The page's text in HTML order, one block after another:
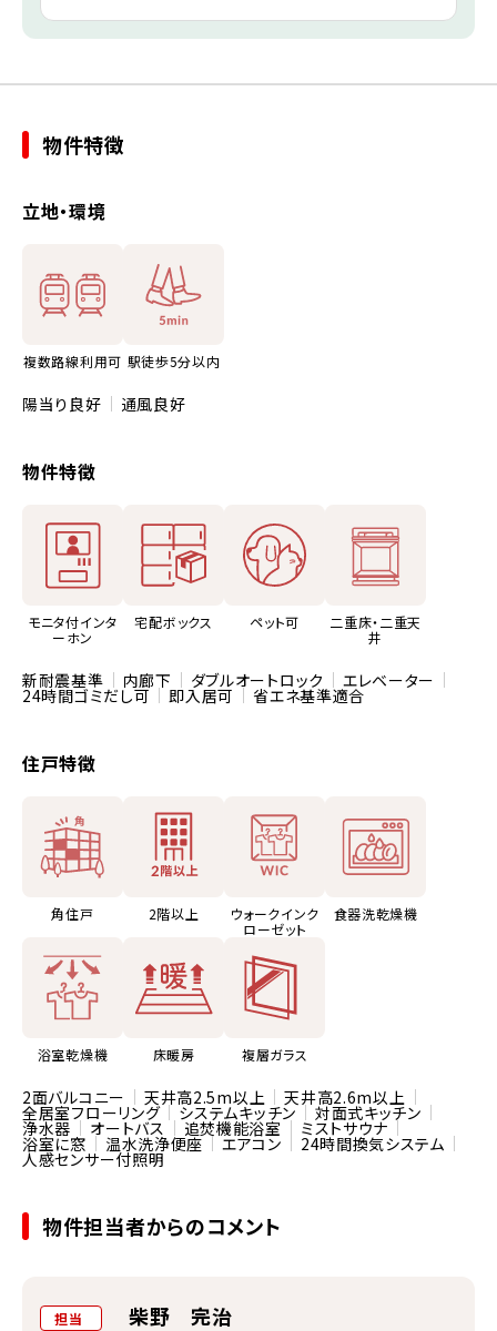
物件特徴
立地・環境
複数路線利用可 駅徒歩5分以内
陽当り良好 通風良好
物件特徴
モニタ付インタ
ーホン
宅配ボックス ペット可
二重床・二重天
井
新耐震基準 内廊下 ダブルオートロック エレベーター
24時間ゴミだし可 即入居可 省エネ基準適合
住戸特徴
角住戸 2階以上
ウォークインク
ローゼット
食器洗乾燥機
浴室乾燥機 床暖房 複層ガラス
2面バルコニー 天井高2.5m以上 天井高2.6m以上
全居室フローリング システムキッチン 対面式キッチン
浄水器 オートバス 追焚機能浴室 ミストサウナ
浴室に窓 温水洗浄便座 エアコン 24時間換気システム
人感センサー付照明
物件担当者からのコメント
担当 柴野 完治